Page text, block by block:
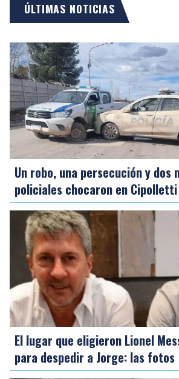
ÚLTIMAS NOTICIAS
Un robo, una persecución y dos
policiales chocaron en Cipolletti
El lugar que eligieron Lionel
para despedir a Jorge: las fotos